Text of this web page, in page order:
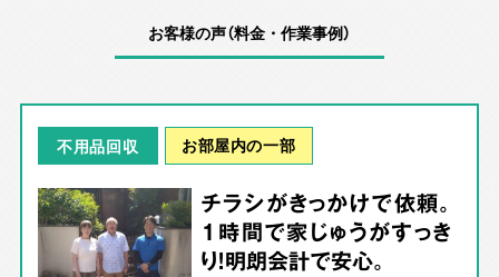
お客様の声（料金・作業事例）
不用品回収 お部屋内の一部
チラシがきっかけで依頼。
1時間で家じゅうがすっき
り！明朗会計で安心。